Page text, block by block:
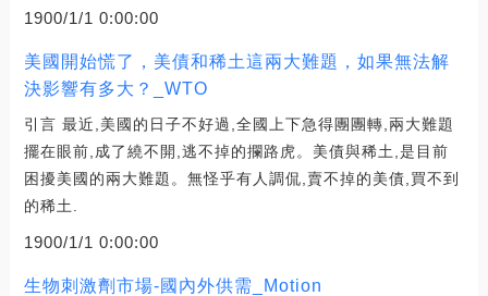
1900/1/1 0:00:00
美國開始慌了，美債和稀土這兩大難題，如果無法解
決影響有多大？_WTO
引言 最近,美國的日子不好過,全國上下急得團團轉,兩大難題
擺在眼前,成了繞不開,逃不掉的攔路虎。美債與稀土,是目前
困擾美國的兩大難題。無怪乎有人調侃,賣不掉的美債,買不到
的稀土.
1900/1/1 0:00:00
生物刺激劑市場-國內外供需_Motion